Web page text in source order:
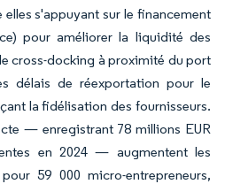
s'appuyant sur le financement
pour améliorer la liquidité des
cross-docking à proximité du port
délais de réexportation pour le
la fidélisation des fournisseurs.
— enregistrant 78 millions EUR
en 2024 — augmentent les
59 000 micro-entrepreneurs,